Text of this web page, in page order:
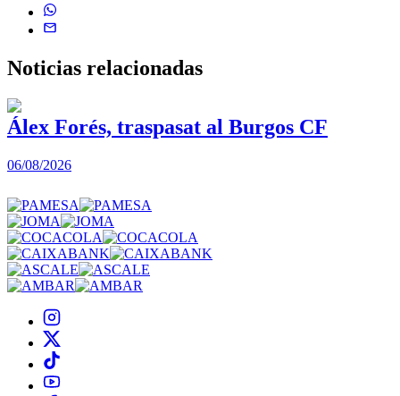
Noticias relacionadas
Álex Forés, traspasat al Burgos CF
06/08/2026